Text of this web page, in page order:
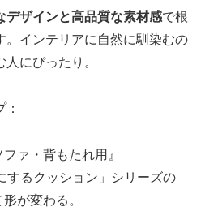
デザインと高品質な素材感で根
。インテリアに自然に馴染むの
にぴったり。
ァ・背もたれ用』
るクッション」シリーズの
が変わる。